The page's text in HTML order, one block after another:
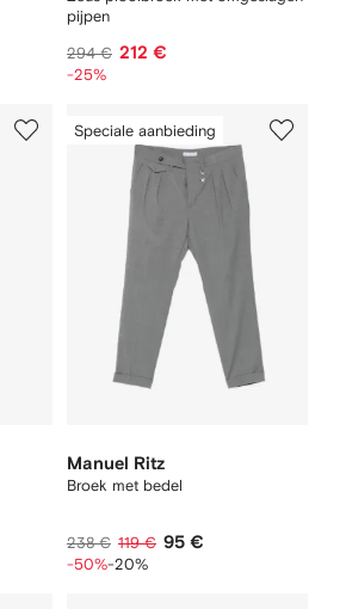
pijpen
294 € 212 €
-25%
Speciale aanbieding
Manuel Ritz
Broek met bedel
238 € 119 € 95 €
-50%-20%